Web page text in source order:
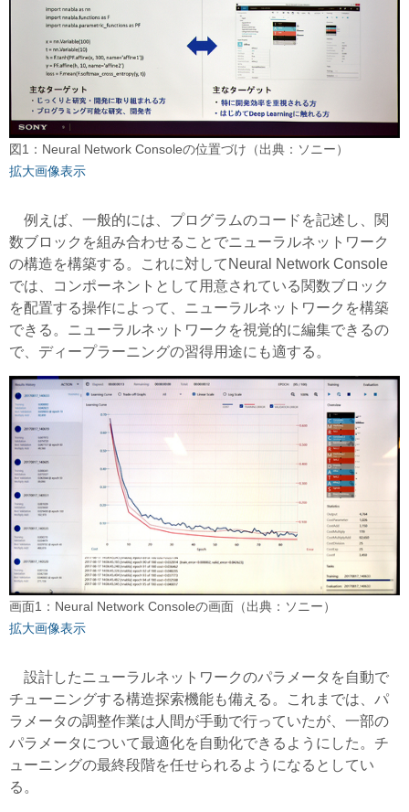
図1：Neural Network Consoleの位置づけ（出典：ソニー）
拡大画像表示
例えば、一般的には、プログラムのコードを記述し、関
数ブロックを組み合わせることでニューラルネットワーク
の構造を構築する。これに対してNeural Network Console
では、コンポーネントとして用意されている関数ブロック
を配置する操作によって、ニューラルネットワークを構築
できる。ニューラルネットワークを視覚的に編集できるの
で、ディープラーニングの習得用途にも適する。
画面1：Neural Network Consoleの画面（出典：ソニー）
拡大画像表示
設計したニューラルネットワークのパラメータを自動で
チューニングする構造探索機能も備える。これまでは、パ
ラメータの調整作業は人間が手動で行っていたが、一部の
パラメータについて最適化を自動化できるようにした。チ
ューニングの最終段階を任せられるようになるとしてい
る。